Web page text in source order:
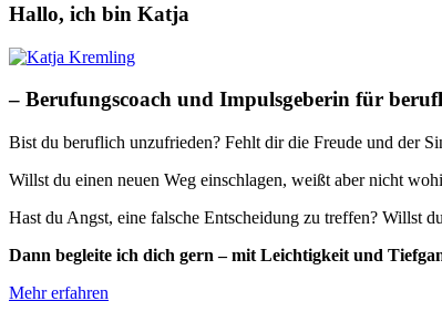
Hallo, ich bin Katja
– Berufungscoach und Impulsgeberin für
Bist du beruflich unzufrieden? Fehlt dir die Freude und der
Willst du einen neuen Weg einschlagen, weißt aber nicht
Hast du Angst, eine falsche Entscheidung zu treffen? Willst
Dann begleite ich dich gern – mit Leichtigkeit und
Mehr erfahren